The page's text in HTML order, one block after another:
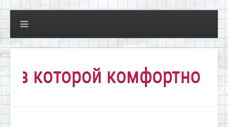
комфортно всем!"